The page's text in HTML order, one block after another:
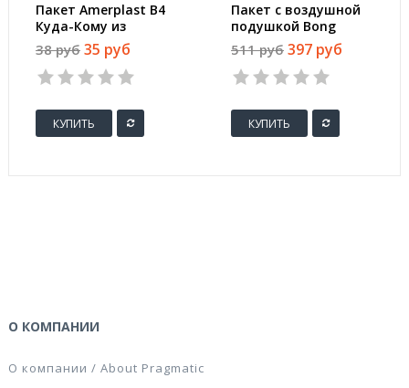
Пакет Amerplast В4
Куда-Кому из
полиэтилена 70 мкм
стрип
38 руб 35 руб
КУПИТЬ
Пакет с воздушной
подушкой Bong
200x275 мм Bong из
бумаги 100 г/кв.м
стрип (10 штук в
511 руб 397 руб
КУПИТЬ
О КОМПАНИИ
О компании / About Pragmatic